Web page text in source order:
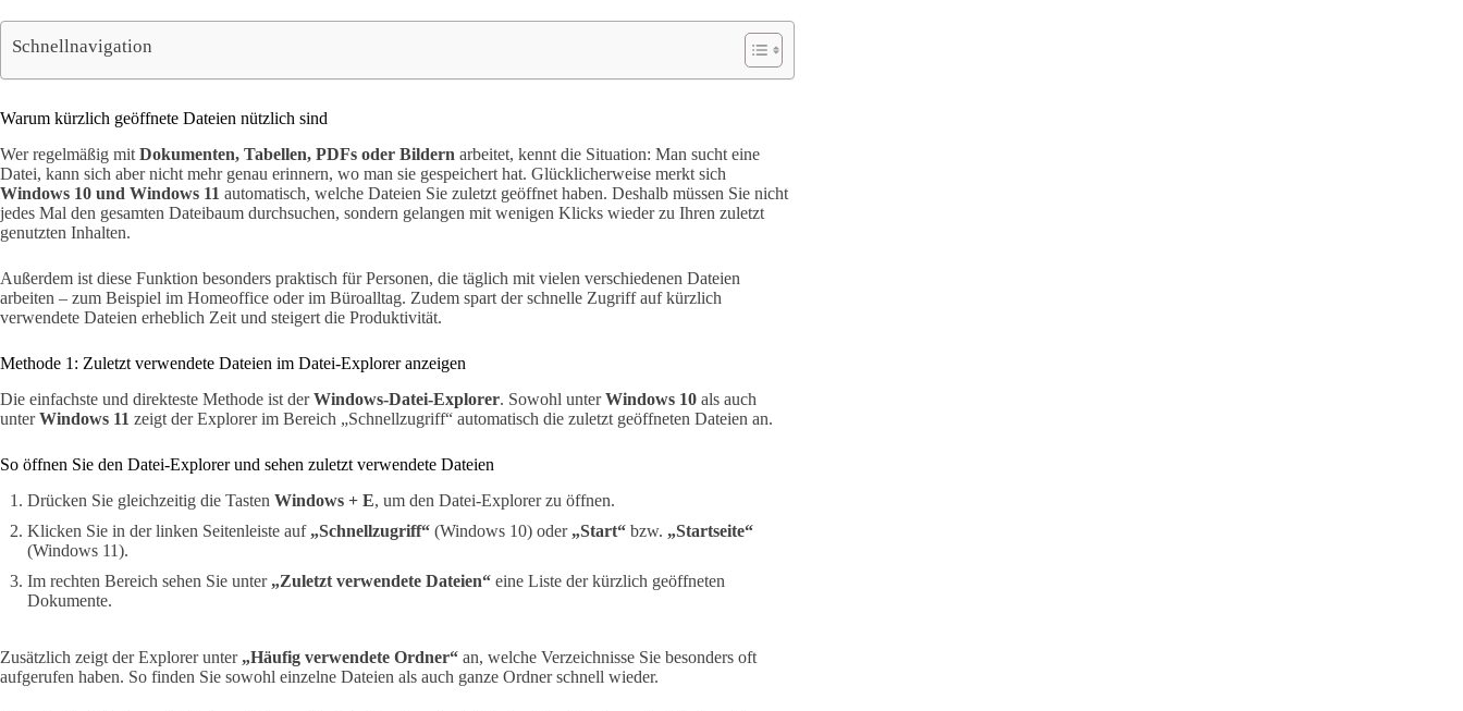
Schnellnavigation
Warum kürzlich geöffnete Dateien nützlich sind
Wer regelmäßig mit Dokumenten, Tabellen, PDFs oder Bildern arbeitet, kennt die Situation: Man sucht eine
Datei, kann sich aber nicht mehr genau erinnern, wo man sie gespeichert hat. Glücklicherweise merkt sich
Windows 10 und Windows 11 automatisch, welche Dateien Sie zuletzt geöffnet haben. Deshalb müssen Sie nicht
jedes Mal den gesamten Dateibaum durchsuchen, sondern gelangen mit wenigen Klicks wieder zu Ihren zuletzt
genutzten Inhalten.
Außerdem ist diese Funktion besonders praktisch für Personen, die täglich mit vielen verschiedenen Dateien
arbeiten – zum Beispiel im Homeoffice oder im Büroalltag. Zudem spart der schnelle Zugriff auf kürzlich
verwendete Dateien erheblich Zeit und steigert die Produktivität.
Methode 1: Zuletzt verwendete Dateien im Datei-Explorer anzeigen
Die einfachste und direkteste Methode ist derWindows-Datei-Explorer. Sowohl unterWindows 10 als auch
unterWindows 11 zeigt der Explorer im Bereich „Schnellzugriff“ automatisch die zuletzt geöffneten Dateien an.
So öffnen Sie den Datei-Explorer und sehen zuletzt verwendete Dateien
Drücken Sie gleichzeitig die Tasten Windows + E, um den Datei-Explorer zu öffnen.
Klicken Sie in der linken Seitenleiste auf „Schnellzugriff“ (Windows 10) oder „Start“ bzw. „Startseite“
(Windows 11).
Im rechten Bereich sehen Sie unter „Zuletzt verwendete Dateien“ eine Liste der kürzlich geöffneten
Dokumente.
Zusätzlich zeigt der Explorer unter „Häufig verwendete Ordner“ an, welche Verzeichnisse Sie besonders oft
aufgerufen haben. So finden Sie sowohl einzelne Dateien als auch ganze Ordner schnell wieder.